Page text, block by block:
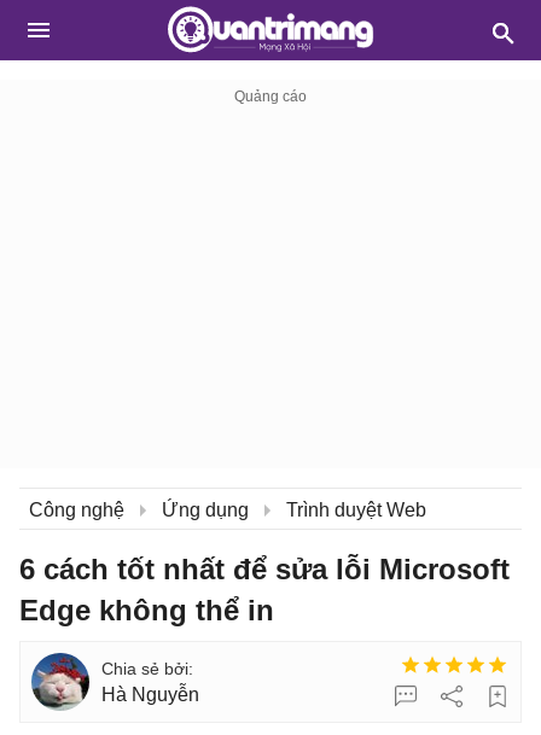
Công nghệ Ứng dụng Trình duyệt Web
6 cách tốt nhất để sửa lỗi Microsoft
Edge không thể in
Hà Nguyễn